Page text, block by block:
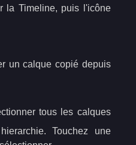
la Timeline, puis l'icône
un calque copié depuis
tous les calques
Touchez une